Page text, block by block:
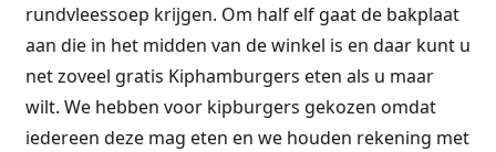
rundvleessoep krijgen. Om half elf gaat de bakplaat
aan die in het midden van de winkel is en daar kunt u
net zoveel gratis Kiphamburgers eten als u maar
wilt. We hebben voor kipburgers gekozen omdat
iedereen deze mag eten en we houden rekening met